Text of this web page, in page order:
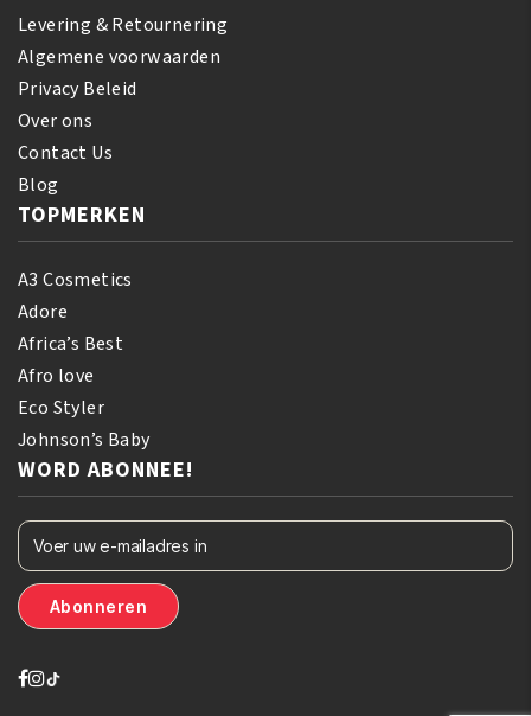
Levering & Retournering
Algemene voorwaarden
Privacy Beleid
Over ons
Contact Us
Blog
TOPMERKEN
A3 Cosmetics
Adore
Africa’s Best
Afro love
Eco Styler
Johnson’s Baby
WORD ABONNEE!